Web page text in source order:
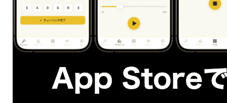
Hatena
feedly